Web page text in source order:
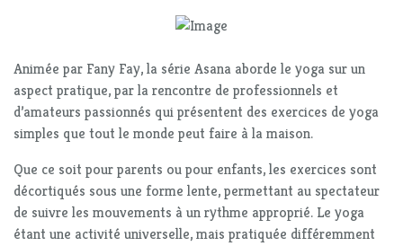
Animée par Fany Fay, la série Asana aborde le yoga sur un
aspect pratique, par la rencontre de professionnels et
d’amateurs passionnés qui présentent des exercices de yoga
simples que tout le monde peut faire à la maison.
Que ce soit pour parents ou pour enfants, les exercices sont
décortiqués sous une forme lente, permettant au spectateur
de suivre les mouvements à un rythme approprié. Le yoga
étant une activité universelle, mais pratiquée différemment